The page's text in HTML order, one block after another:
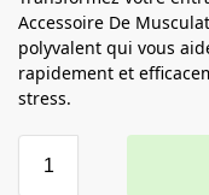
Accessoire De
polyvalent qui vous
rapidement et
stress.